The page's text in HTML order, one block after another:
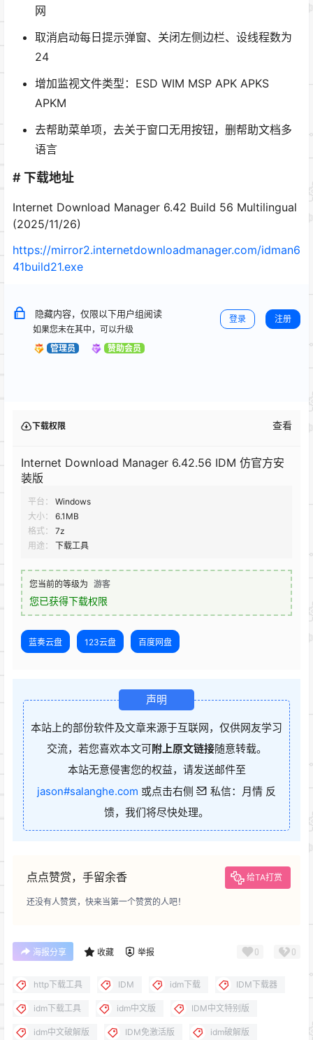
网
取消启动每日提示弹窗、关闭左侧边栏、设线程数为
24
增加监视文件类型：ESD WIM MSP APK APKS
APKM
去帮助菜单项，去关于窗口无用按钮，删帮助文档多
语言
# 下载地址
Internet Download Manager 6.42 Build 56 Multilingual
(2025/11/26)
https://mirror2.internetdownloadmanager.com/idman6
41build21.exe
隐藏内容，仅限以下用户组阅读
如果您未在其中，可以升级
管理员
赞助会员
登录 注册
下载权限 查看
Internet Download Manager 6.42.56 IDM 仿官方安
装版
平台：
Windows
大小：
6.1MB
格式：
7z
用途：
下载工具
您当前的等级为 游客
您已获得下载权限
蓝奏云盘 123云盘 百度网盘
声明
本站上的部份软件及文章来源于互联网，仅供网友学习
交流，若您喜欢本文可附上原文链接随意转载。
本站无意侵害您的权益，请发送邮件至
jason#salanghe.com 或点击右侧
私信：月情 反
馈，我们将尽快处理。
点点赞赏，手留余香 给TA打赏
还没有人赞赏，快来当第一个赞赏的人吧！
海报分享 收藏 举报 0 0
http下载工具 IDM idm下载 IDM下载器
idm下载工具 idm中文版 IDM中文特别版
idm中文破解版 IDM免激活版 idm破解版